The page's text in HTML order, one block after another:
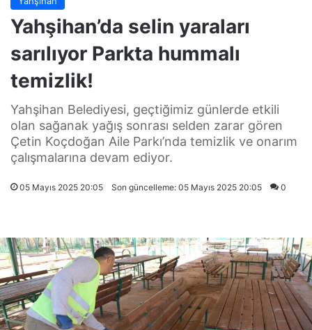
Yahşihan’da selin yaraları
sarılıyor Parkta hummalı
temizlik!
Yahşihan Belediyesi, geçtiğimiz günlerde etkili
olan sağanak yağış sonrası selden zarar gören
Çetin Koçdoğan Aile Parkı’nda temizlik ve onarım
çalışmalarına devam ediyor.
05 Mayıs 2025 20:05 Son güncelleme: 05 Mayıs 2025 20:05 0